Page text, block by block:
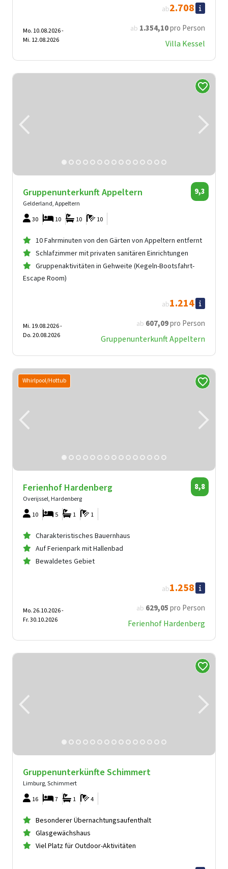
ab 1.354,10pro Person
ab2.708
Mo. 10.08.2026 -
Mi. 12.08.2026
Villa Kessel
Gruppenunterkunft Appeltern
Gelderland, Appeltern
9,3
30 10
10
10
10 Fahrminuten von den Gärten von Appeltern entfernt
Schlafzimmer mit privaten sanitären Einrichtungen
Gruppenaktivitäten in Gehweite (Kegeln-Bootsfahrt-
Escape Room)
ab 607,09pro Person
ab1.214
Mi. 19.08.2026 -
Do. 20.08.2026
Gruppenunterkunft Appeltern
Whirlpool/Hottub
Ferienhof Hardenberg
Overijssel, Hardenberg
8,8
10 1
1
5
Charakteristisches Bauernhaus
Auf Ferienpark mit Hallenbad
Bewaldetes Gebiet
ab 629,05pro Person
ab1.258
Mo. 26.10.2026 -
Fr. 30.10.2026
Ferienhof Hardenberg
Gruppenunterkünfte Schimmert
Limburg, Schimmert
16
4
1
7
Besonderer Übernachtungsaufenthalt
Glasgewächshaus
Viel Platz für Outdoor-Aktivitäten